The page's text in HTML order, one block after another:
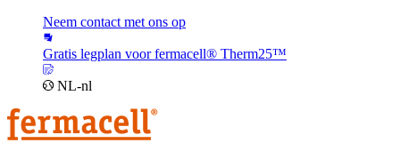
Neem contact met ons op
Gratis legplan voor fermacell® Therm25™
NL-nl